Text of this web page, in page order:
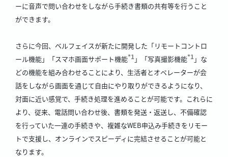
ーに音声で問い合わせをしながら手続き書類の共有等を行うこと
ができます。
さらに今回、ベルフェイスが新たに開発した「リモートコントロ
ール機能」「スマホ画面サポート機能*1 」「写真撮影機能*1 」な
どの機能を組み合わせることにより、生活者とオペレーターが会
話をしながら画面を通じて自由にやり取りができるようになり、
対面に近い感覚で、手続き処理を進めることが可能です。これらに
より、従来、電話問い合わせ後、書類を発送・返送し、不備確認
を行っていた一連の手続きや、複雑なWEB申込み手続きをリモー
トで支援し、オンラインでスピーディに完結させることが可能と
なります。